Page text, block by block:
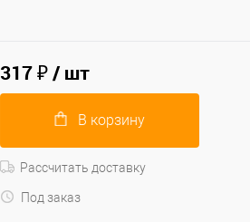
317 ₽/ шт
В корзину
Рассчитать доставку
Под заказ